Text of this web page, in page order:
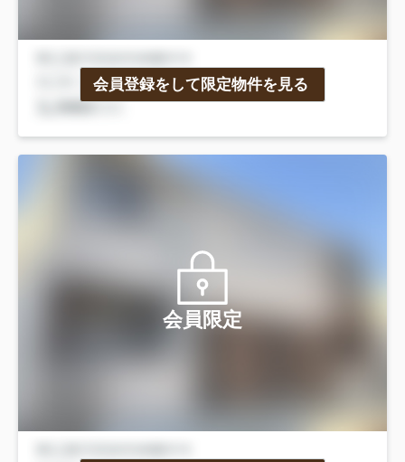
会員登録をして限定物件を見る
会員限定